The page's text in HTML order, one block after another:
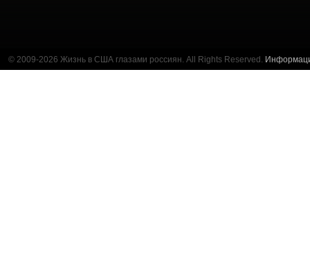
© 2009-2026 Жизнь в США глазами россиян. All Rights Reserved.